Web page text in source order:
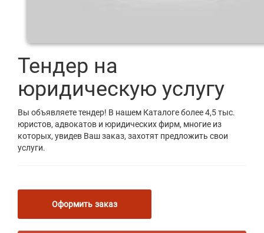
Тендер на
юридическую услугу
Вы объявляете тендер! В нашем Каталоге более 4,5 тыс.
юристов, адвокатов и юридических фирм, многие из
которых, увидев Ваш заказ, захотят предложить свои
услуги.
Оформить заказ